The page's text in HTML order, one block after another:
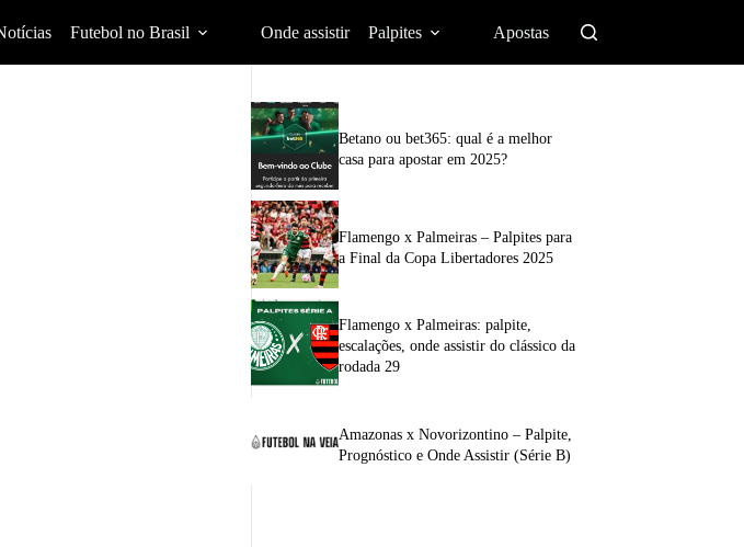
Futebol no Brasil Onde assistir Palpites Apostas
Betano ou bet365: qual é a melhor
casa para apostar em 2025?
Flamengo x Palmeiras – Palpites para
a Final da Copa Libertadores 2025
Flamengo x Palmeiras: palpite,
escalações, onde assistir do clássico da
rodada 29
Amazonas x Novorizontino – Palpite,
Prognóstico e Onde Assistir (Série B)